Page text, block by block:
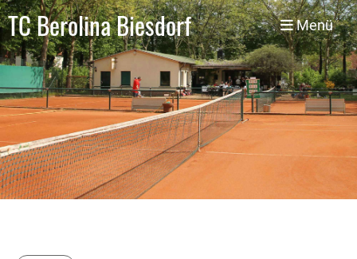
TC Berolina Biesdorf Menü